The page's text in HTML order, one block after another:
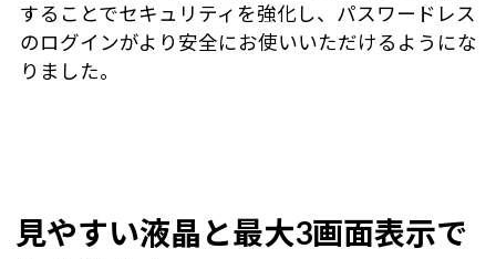
することでセキュリティを強化し、パスワードレス
のログインがより安全にお使いいただけるようにな
りました。
見やすい液晶と最大3画面表示で